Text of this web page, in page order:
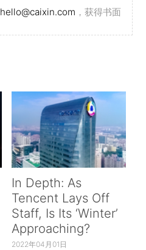
hello@caixin.com ，获得书面
In Depth: As
Tencent Lays Off
Staff, Is Its ‘Winter’
Approaching?
2022年04月01日